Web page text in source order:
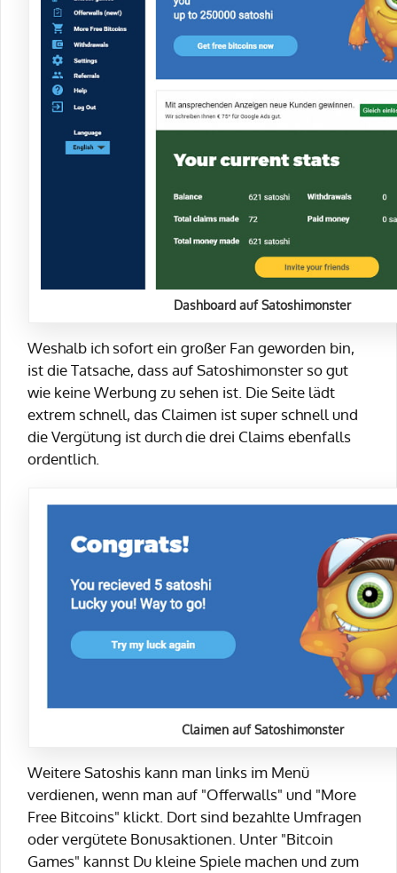
Dashboard auf Satoshimonster
Weshalb ich sofort ein großer Fan geworden bin,
ist die Tatsache, dass auf Satoshimonster so gut
wie keine Werbung zu sehen ist. Die Seite lädt
extrem schnell, das Claimen ist super schnell und
die Vergütung ist durch die drei Claims ebenfalls
ordentlich.
Claimen auf Satoshimonster
Weitere Satoshis kann man links im Menü
verdienen, wenn man auf "Offerwalls" und "More
Free Bitcoins" klickt. Dort sind bezahlte Umfragen
oder vergütete Bonusaktionen. Unter "Bitcoin
Games" kannst Du kleine Spiele machen und zum